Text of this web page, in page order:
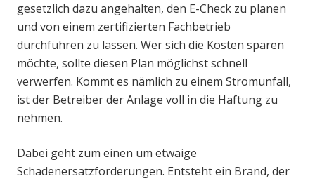
gesetzlich dazu angehalten, den E-Check zu planen
und von einem zertifizierten Fachbetrieb
durchführen zu lassen. Wer sich die Kosten sparen
möchte, sollte diesen Plan möglichst schnell
verwerfen. Kommt es nämlich zu einem Stromunfall,
ist der Betreiber der Anlage voll in die Haftung zu
nehmen.
Dabei geht zum einen um etwaige
Schadenersatzforderungen. Entsteht ein Brand, der